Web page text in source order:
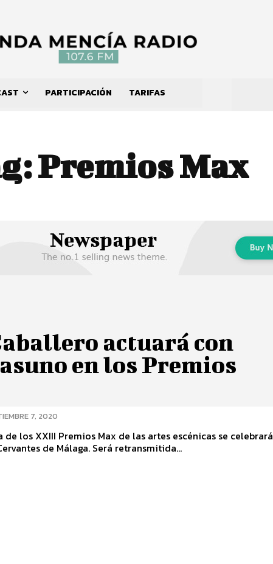
PARTICIPACIÓN TARIFAS
Premios Max
actuará con
en los Premios
7, 2020
de los XXIII Premios Max de las artes escénicas se celebrará
de Málaga. Será retransmitida...